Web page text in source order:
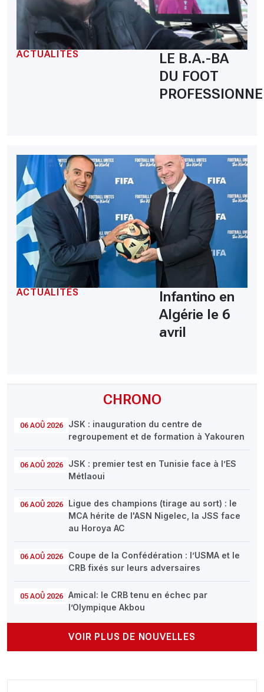
CHRONO
06 AOÛ 2026
JSK : inauguration du centre de
regroupement et de formation à Yakouren
06 AOÛ 2026
JSK : premier test en Tunisie face à l’ES
Métlaoui
06 AOÛ 2026
Ligue des champions (tirage au sort) : le
MCA hérite de l'ASN Nigelec, la JSS face
au Horoya AC
06 AOÛ 2026
Coupe de la Confédération : l’USMA et le
CRB fixés sur leurs adversaires
05 AOÛ 2026
Amical: le CRB tenu en échec par
l’Olympique Akbou
VOIR PLUS DE NOUVELLES
ACTUALITÉS
LE B.A.-BA
DU FOOT
ACTUALITÉS
Infantino en
Algérie le 6
avril